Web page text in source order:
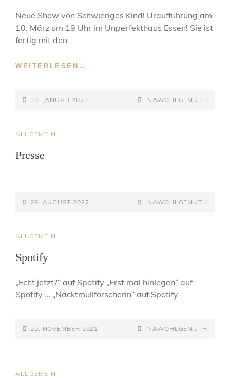
Neue Show von Schwieriges Kind! Uraufführung am
10. März um 19 Uhr im Unperfekthaus Essen! Sie ist
fertig mit den
WEITERLESEN…
DER
POSTED-
30. JANUAR 2023
BY
BYLINE
INAWOHLGEMUTH
CAT
ALLGEMEIN
Presse
POSTED-
29. AUGUST 2022
BY
BYLINE
INAWOHLGEMUTH
CAT
ALLGEMEIN
Spotify
„Echt jetzt?“ auf Spotify „Erst mal hinlegen“ auf
Spotify … „Nacktmullforscherin“ auf Spotify
POSTED-
20. NOVEMBER 2021
BY
BYLINE
INAWOHLGEMUTH
CAT
ALLGEMEIN